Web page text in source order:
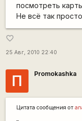
посмотреть
Не всё так
favorite_border
25 Авг, 2010 22:40
П Promokashka
Цитата сообщения от